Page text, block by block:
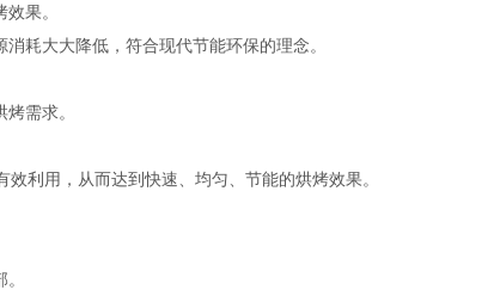
果。
耗大大降低，符合现代节能环保的理念。
需求。
利用，从而达到快速、均匀、节能的烘烤效果。